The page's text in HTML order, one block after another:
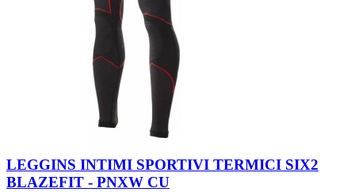
Rosso
LEGGINS INTIMI SPORTIVI TERMICI SIX2
BLAZEFIT - PNXW CU